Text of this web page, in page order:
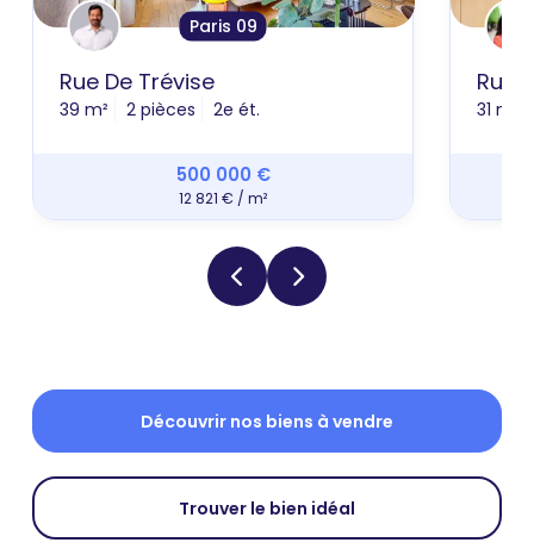
Paris 09
Rue De Trévise
39 m² 2 pièces 2e ét.
500 000 €
12 821 € / m²
Rue
31 m²
Découvrir nos biens à vendre
Trouver le bien idéal